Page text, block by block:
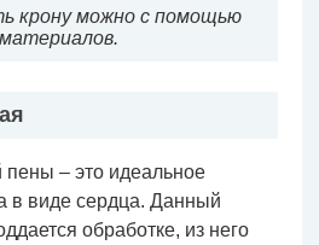
крону можно с помощью
пены – это идеальное
в виде сердца. Данный
обработке, из него